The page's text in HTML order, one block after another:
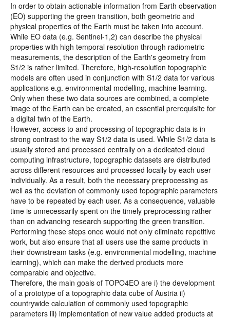
In order to obtain actionable information from Earth observation
(EO) supporting the green transition, both geometric and
physical properties of the Earth must be taken into account.
While EO data (e.g. Sentinel-1,2) can describe the physical
properties with high temporal resolution through radiometric
measurements, the description of the Earth's geometry from
S1/2 is rather limited. Therefore, high-resolution topographic
models are often used in conjunction with S1/2 data for various
applications e.g. environmental modelling, machine learning.
Only when these two data sources are combined, a complete
image of the Earth can be created, an essential prerequisite for
a digital twin of the Earth.
However, access to and processing of topographic data is in
strong contrast to the way S1/2 data is used. While S1/2 data is
usually stored and processed centrally on a dedicated cloud
computing infrastructure, topographic datasets are distributed
across different resources and processed locally by each user
individually. As a result, both the necessary preprocessing as
well as the deviation of commonly used topographic parameters
have to be repeated by each user. As a consequence, valuable
time is unnecessarily spent on the timely preprocessing rather
than on advancing research supporting the green transition.
Performing these steps once would not only eliminate repetitive
work, but also ensure that all users use the same products in
their downstream tasks (e.g. environmental modelling, machine
learning), which can make the derived products more
comparable and objective.
Therefore, the main goals of TOPO4EO are i) the development
of a prototype of a topographic data cube of Austria ii)
countrywide calculation of commonly used topographic
parameters iii) implementation of new value added products at